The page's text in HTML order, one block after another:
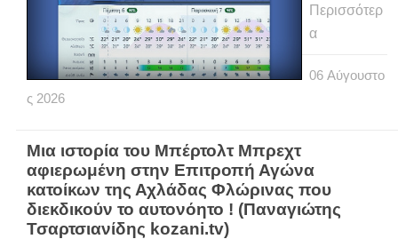
Περισσότερ
α
06 Αύγουστο
ς 2026
Μια ιστορία του Μπέρτολτ Μπρεχτ
αφιερωμένη στην Επιτροπή Αγώνα
κατοίκων της Αχλάδας Φλώρινας που
διεκδικούν το αυτονόητο ! (Παναγιώτης
Τσαρτσιανίδης kozani.tv)